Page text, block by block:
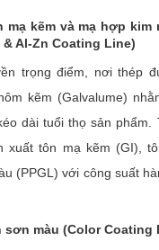
mạ kẽm và mạ hợp kim
Al-Zn Coating Line)
trọng điểm, nơi thép
kẽm (Galvalume)
dài tuổi thọ sản phẩm.
xuất tôn mạ kẽm (GI),
(PPGL) với công suất
sơn màu (Color Coating